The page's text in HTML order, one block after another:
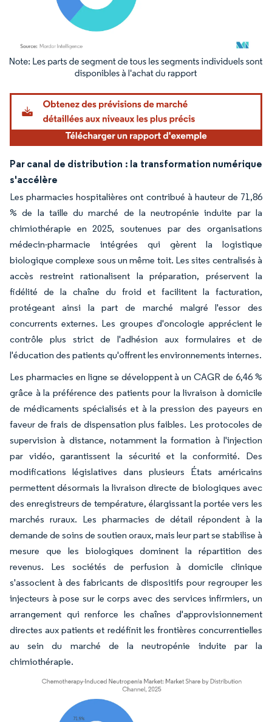
Image © Mordor Intelligence. La réutilisation nécessite une attribution sous CC BY
Par canal de distribution : la transformation numérique
s'accélère
Les pharmacies hospitalières ont contribué à hauteur de 71,86
% de la taille du marché de la neutropénie induite par la
chimiothérapie en 2025, soutenues par des organisations
médecin-pharmacie intégrées qui gèrent la logistique
biologique complexe sous un même toit. Les sites centralisés à
accès restreint rationalisent la préparation, préservent la
fidélité de la chaîne du froid et facilitent la facturation,
protégeant ainsi la part de marché malgré l'essor des
concurrents externes. Les groupes d'oncologie apprécient le
contrôle plus strict de l'adhésion aux formulaires et de
l'éducation des patients qu'offrent les environnements internes.
Les pharmacies en ligne se développent à un CAGR de 6,46 %
grâce à la préférence des patients pour la livraison à domicile
de médicaments spécialisés et à la pression des payeurs en
faveur de frais de dispensation plus faibles. Les protocoles de
supervision à distance, notamment la formation à l'injection
par vidéo, garantissent la sécurité et la conformité. Des
modifications législatives dans plusieurs États américains
permettent désormais la livraison directe de biologiques avec
des enregistreurs de température, élargissant la portée vers les
marchés ruraux. Les pharmacies de détail répondent à la
demande de soins de soutien oraux, mais leur part se stabilise à
mesure que les biologiques dominent la répartition des
revenus. Les sociétés de perfusion à domicile clinique
s'associent à des fabricants de dispositifs pour regrouper les
injecteurs à pose sur le corps avec des services infirmiers, un
arrangement qui renforce les chaînes d'approvisionnement
directes aux patients et redéfinit les frontières concurrentielles
au sein du marché de la neutropénie induite par la
chimiothérapie.